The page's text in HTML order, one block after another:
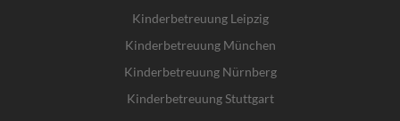
Kinderbetreuung Leipzig
Kinderbetreuung München
Kinderbetreuung Nürnberg
Kinderbetreuung Stuttgart